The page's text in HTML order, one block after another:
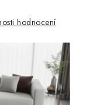
hodnocení